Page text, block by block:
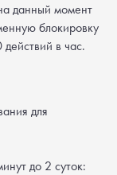
данный момент
блокировку
в час.
для
до 2 суток: